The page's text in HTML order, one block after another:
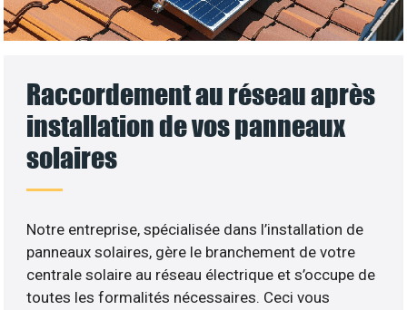
Raccordement au réseau après
installation de vos panneaux
solaires
Notre entreprise, spécialisée dans l’installation de
panneaux solaires, gère le branchement de votre
centrale solaire au réseau électrique et s’occupe de
toutes les formalités nécessaires. Ceci vous